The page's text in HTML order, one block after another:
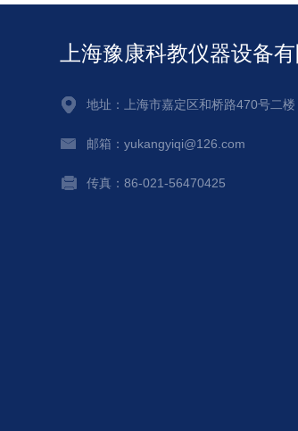
上海豫康科教仪器设备
地址：上海市嘉定区和桥路470号二楼
邮箱：yukangyiqi@126.com
传真：86-021-56470425